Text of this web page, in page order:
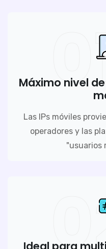
Máximo nivel
Las IPs móviles
operadores y las
"usuarios